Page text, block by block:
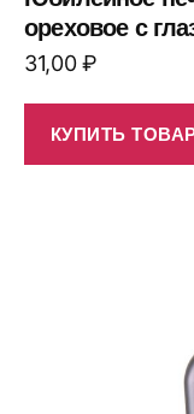
ореховое с
31,00₽
КУПИТЬ